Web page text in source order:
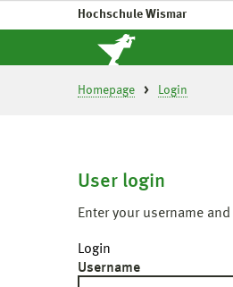
Hochschule Wismar
Homepage Login
User login
Enter your username
Login
Username